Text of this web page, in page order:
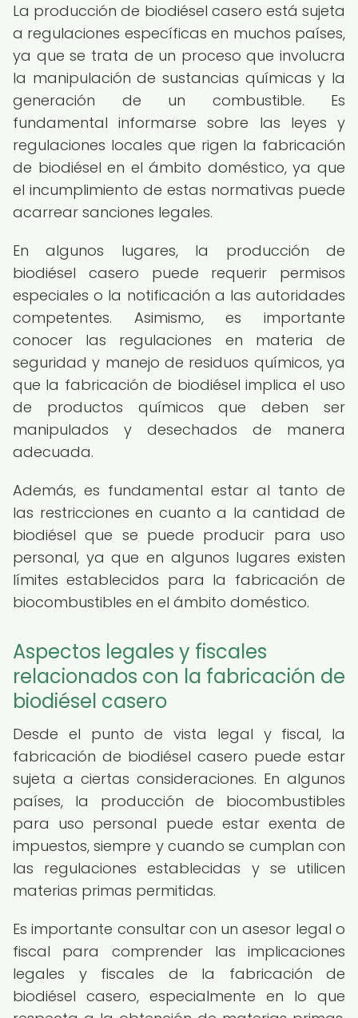
La producción de biodiésel casero está sujeta
a regulaciones específicas en muchos países,
ya que se trata de un proceso que involucra
la manipulación de sustancias químicas y la
generación de un combustible. Es
fundamental informarse sobre las leyes y
regulaciones locales que rigen la fabricación
de biodiésel en el ámbito doméstico, ya que
el incumplimiento de estas normativas puede
acarrear sanciones legales.
En algunos lugares, la producción de
biodiésel casero puede requerir permisos
especiales o la notificación a las autoridades
competentes. Asimismo, es importante
conocer las regulaciones en materia de
seguridad y manejo de residuos químicos, ya
que la fabricación de biodiésel implica el uso
de productos químicos que deben ser
manipulados y desechados de manera
adecuada.
Además, es fundamental estar al tanto de
las restricciones en cuanto a la cantidad de
biodiésel que se puede producir para uso
personal, ya que en algunos lugares existen
límites establecidos para la fabricación de
biocombustibles en el ámbito doméstico.
Aspectos legales y fiscales
relacionados con la fabricación de
biodiésel casero
Desde el punto de vista legal y fiscal, la
fabricación de biodiésel casero puede estar
sujeta a ciertas consideraciones. En algunos
países, la producción de biocombustibles
para uso personal puede estar exenta de
impuestos, siempre y cuando se cumplan con
las regulaciones establecidas y se utilicen
materias primas permitidas.
Es importante consultar con un asesor legal o
fiscal para comprender las implicaciones
legales y fiscales de la fabricación de
biodiésel casero, especialmente en lo que